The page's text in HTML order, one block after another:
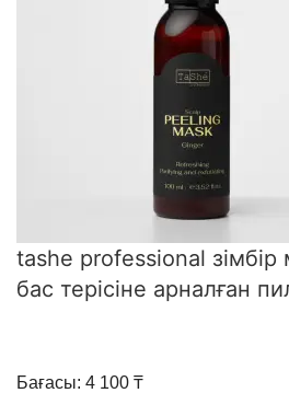
tashe professional
бас терісіне арналған
Бағасы: 4 100 ₸